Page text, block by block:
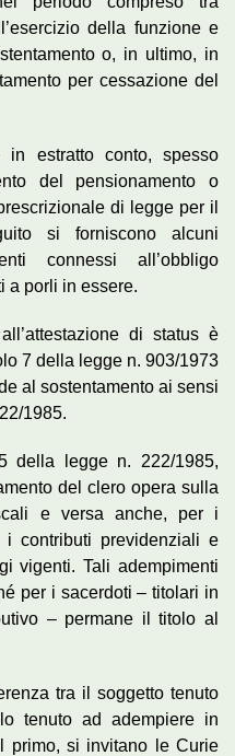
della funzione e
o, in ultimo, in
per cessazione del
estratto conto, spesso
del pensionamento o
di legge per il
si forniscono alcuni
connessi all’obbligo
a porli in essere.
di status è
7 della legge n. 903/1973
al sostentamento ai sensi
1985.
della legge n. 222/1985,
del clero opera sulla
e versa anche, per i
contributi previdenziali e
vigenti. Tali adempimenti
per i sacerdoti – titolari in
– permane il titolo al
tra il soggetto tenuto
tenuto ad adempiere in
primo, si invitano le Curie